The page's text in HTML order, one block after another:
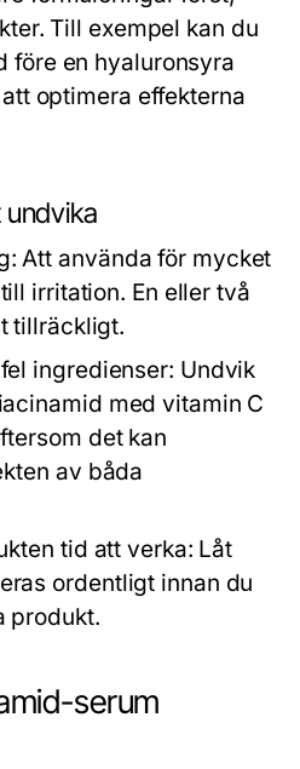
Till exempel kan du
före en hyaluronsyra
optimera effekterna
Att använda för mycket
irritation. En eller två
tillräckligt.
ingredienser: Undvik
med vitamin C
det kan
av båda
tid att verka: Låt
ordentligt innan du
produkt.
serum